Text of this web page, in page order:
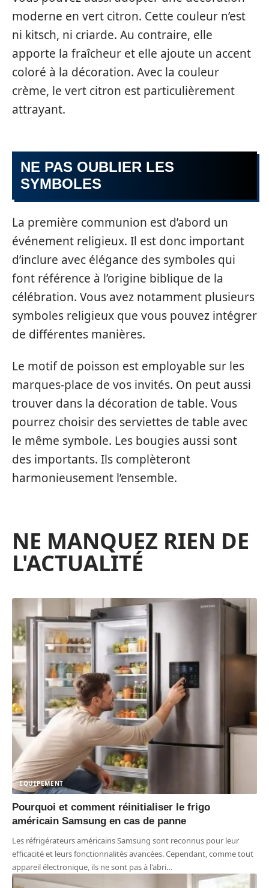
moderne en vert citron. Cette couleur n’est
ni kitsch, ni criarde. Au contraire, elle
apporte la fraîcheur et elle ajoute un accent
coloré à la décoration. Avec la couleur
crème, le vert citron est particulièrement
attrayant.
NE PAS OUBLIER LES
SYMBOLES
La première communion est d’abord un
événement religieux. Il est donc important
d’inclure avec élégance des symboles qui
font référence à l’origine biblique de la
célébration. Vous avez notamment plusieurs
symboles religieux que vous pouvez intégrer
de différentes manières.
Le motif de poisson est employable sur les
marques-place de vos invités. On peut aussi
trouver dans la décoration de table. Vous
pourrez choisir des serviettes de table avec
le même symbole. Les bougies aussi sont
des importants. Ils complèteront
harmonieusement l’ensemble.
NE MANQUEZ RIEN DE
L'ACTUALITÉ
EQUIPEMENT
Pourquoi et comment réinitialiser le frigo
américain Samsung en cas de panne
Les réfrigérateurs américains Samsung sont reconnus pour leur
efficacité et leurs fonctionnalités avancées. Cependant, comme tout
appareil électronique, ils ne sont pas à l'abri…